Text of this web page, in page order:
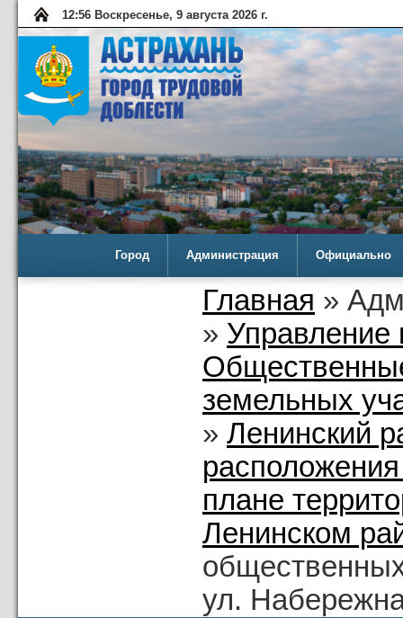
12:56 Воскресенье, 9 августа 2026 г.
Город Администрация Официально
Главная »
» Управление
земельных
» Ленинский
плане
Ленинском
ул.